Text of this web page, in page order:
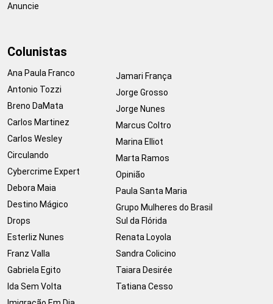
Anuncie
Colunistas
Ana Paula Franco
Antonio Tozzi
Breno DaMata
Carlos Martinez
Carlos Wesley
Circulando
Cybercrime Expert
Debora Maia
Destino Mágico
Drops
Esterliz Nunes
Franz Valla
Gabriela Egito
Ida Sem Volta
Jamari França
Jorge Grosso
Jorge Nunes
Marcus Coltro
Marina Elliot
Marta Ramos
Opinião
Paula Santa Maria
Grupo Mulheres do Brasil
Sul da Flórida
Renata Loyola
Sandra Colicino
Taiara Desirée
Tatiana Cesso